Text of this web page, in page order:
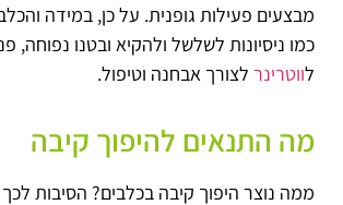
מבצעים פעילות גופנית. על כן, במידה
כמו ניסיונות לשלשל ולהקיא ובטנו נפוחה,
לווטרינר לצורך אבחנה וטיפול.
מה התנאים להיפוך קיבה
ממה נוצר היפוך קיבה בכלבים? הסיבות לכך